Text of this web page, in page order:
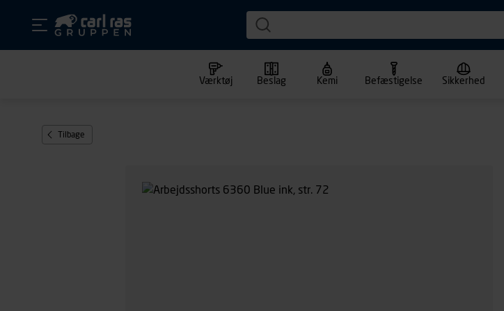
Værktøj Beslag Kemi Befæstigelse Sikkerhed
Tilbage